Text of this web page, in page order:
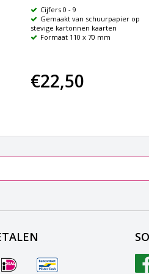
Cijfers 0 - 9
Gemaakt van schuurpapier op
stevige kartonnen kaarten
Formaat 110 x 70 mm
€22,50